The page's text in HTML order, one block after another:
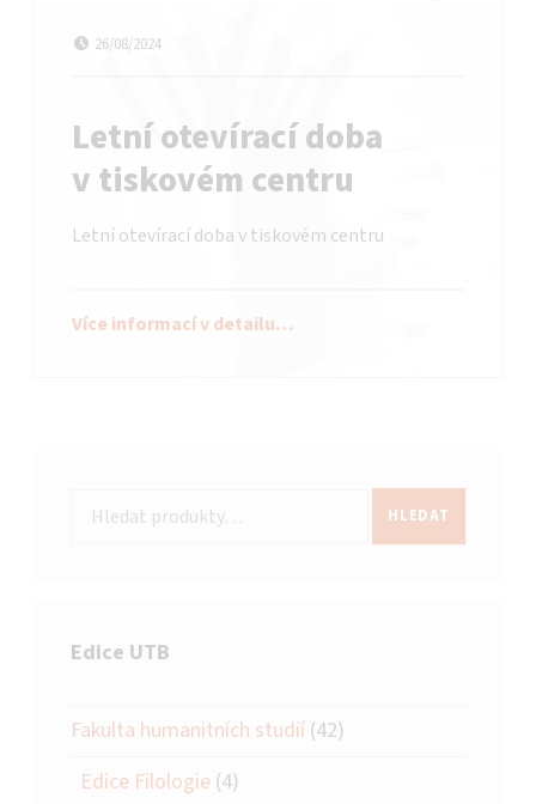
Datum publikování
26/08/2024
Letní otevírací doba
v tiskovém centru
Letní otevírací doba v tiskovém centru
Více informací v detailu…
Hledat: HLEDAT
Edice UTB
Fakulta humanitních studií (42)
Edice Filologie (4)